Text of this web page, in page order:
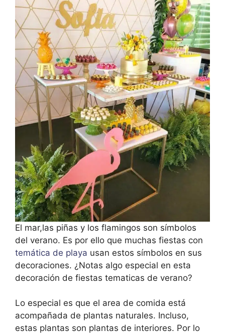
El mar,las piñas y los flamingos son símbolos
del verano. Es por ello que muchas fiestas con
temática de playa usan estos símbolos en sus
decoraciones. ¿Notas algo especial en esta
decoración de fiestas tematicas de verano?
Lo especial es que el area de comida está
acompañada de plantas naturales. Incluso,
estas plantas son plantas de interiores. Por lo